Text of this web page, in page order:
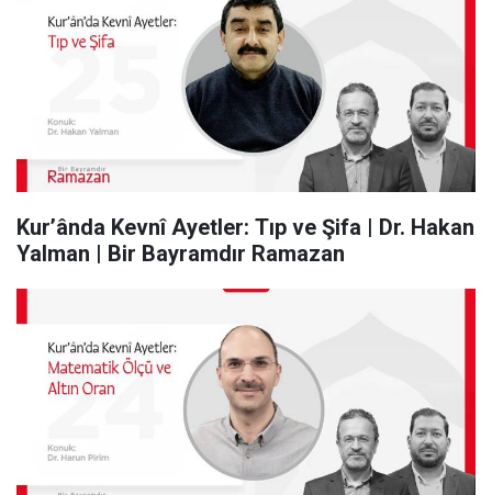
Kur’ânda Kevnî Ayetler: Tıp ve Şifa | Dr. Hakan
Yalman | Bir Bayramdır Ramazan